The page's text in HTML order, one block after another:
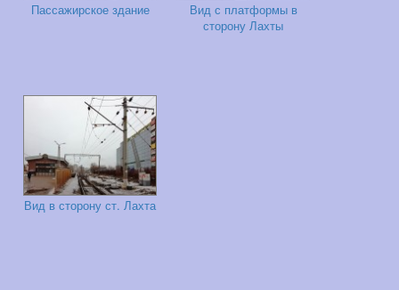
Пассажирское здание
Вид с платформы в
сторону Лахты
Вид в сторону ст. Лахта